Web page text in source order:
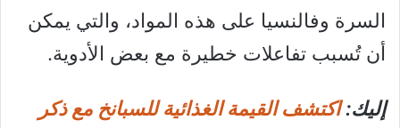
السرة وفالنسيا على هذه المواد، والتي يمكن
أن تُسبب تفاعلات خطيرة مع بعض الأدوية.
إليك: اكتشف القيمة الغذائية للسبانخ مع ذكر